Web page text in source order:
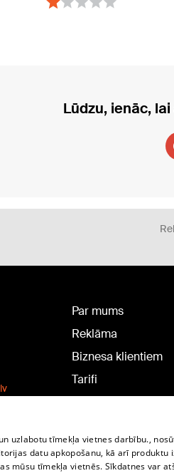
Lūdzu, ienāc,
Par mums
Reklāma
Biznesa klientiem
Tarifi
Politiskā reklāma
uzlabotu tīmekļa vietnes darbību.,
datu apkopošanu, kā arī produktu
mūsu tīmekļa vietnēs. Sīkdatnes var